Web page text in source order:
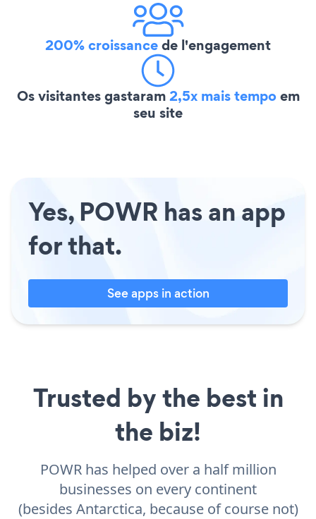
200% croissancede l'engagement
Os visitantes gastaram2,5x mais tempoem
seu site
Yes, POWR has an app
for that.
See apps in action
Trusted by the best in
the biz!
POWR has helped over a half million
businesses on every continent
(besides Antarctica, because of course not)